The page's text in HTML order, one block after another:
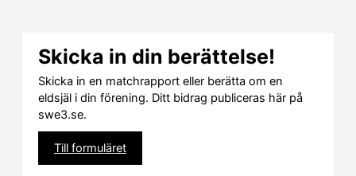
Skicka in din berättelse!
Skicka in en matchrapport eller berätta om en
eldsjäl i din förening. Ditt bidrag publiceras här på
swe3.se.
Till formuläret